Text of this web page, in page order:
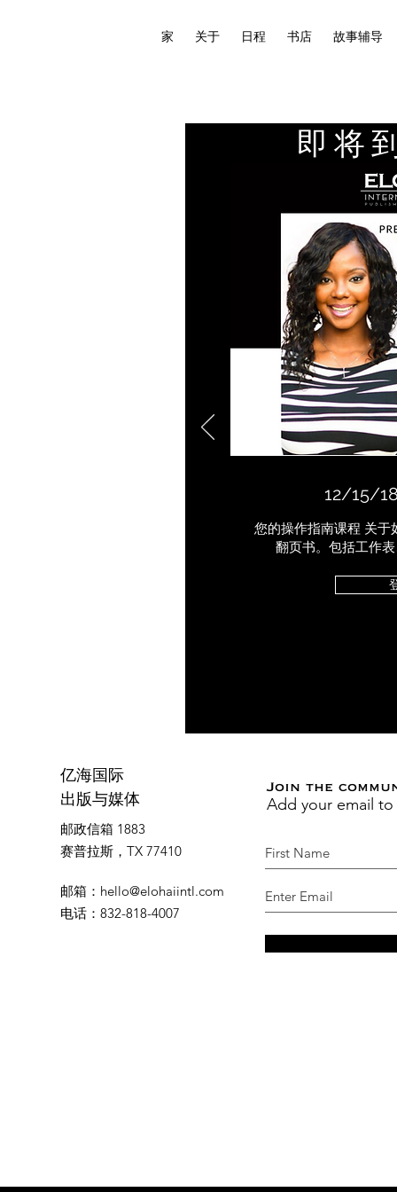
家 关于 日程 书店 故事辅导
即将
12/15/
您的操作指南课程 关于
翻页书。包括工作
亿海国际
出版与媒体
邮政信箱 1883
赛普拉斯，TX 77410
邮箱 ： hello@elohaiintl.com
电话 ：832-818-4007
Join the
Add your email